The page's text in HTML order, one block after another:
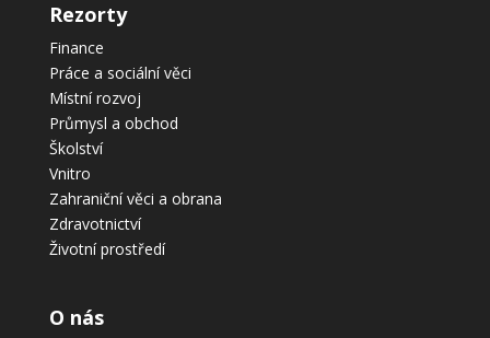
Rezorty
Finance
Práce a sociální věci
Místní rozvoj
Průmysl a obchod
Školství
Vnitro
Zahraniční věci a obrana
Zdravotnictví
Životní prostředí
O nás